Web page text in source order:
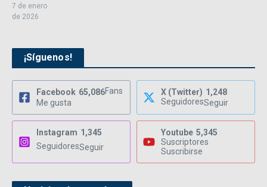
7 de enero
de 2026
¡Síguenos!
Facebook 65,086Fans
Me gusta
X (Twitter) 1,248
SeguidoresSeguir
Instagram 1,345
SeguidoresSeguir
Youtube 5,345
Suscriptores
Suscribirse